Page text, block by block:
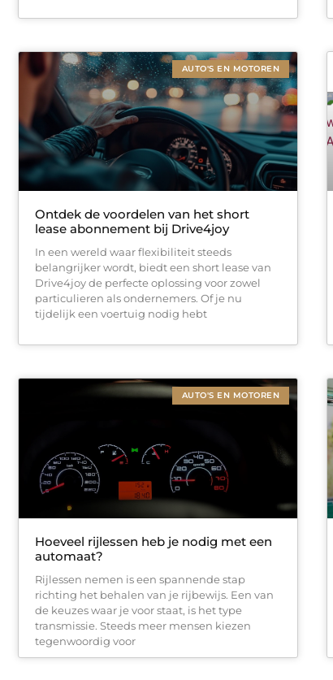
AUTO'S EN MOTOREN
Ontdek de voordelen van het short
lease abonnement bij Drive4joy
In een wereld waar flexibiliteit steeds
belangrijker wordt, biedt een short lease van
Drive4joy de perfecte oplossing voor zowel
particulieren als ondernemers. Of je nu
tijdelijk een voertuig nodig hebt
AUTO'S EN MOTOREN
Hoeveel rijlessen heb je nodig met een
automaat?
Rijlessen nemen is een spannende stap
richting het behalen van je rijbewijs. Een van
de keuzes waar je voor staat, is het type
transmissie. Steeds meer mensen kiezen
tegenwoordig voor